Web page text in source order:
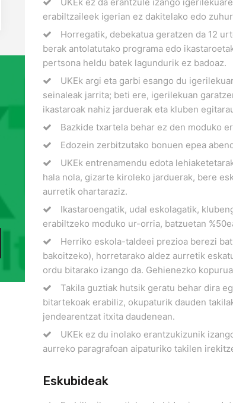
erabiltzaileek igerian ez dakitelako edo
Horregatik, debekatua geratzen da 12
berak antolatutako programa edo
pertsona heldu batek lagundurik ez badoaz.
UKEk argi eta garbi esango du
seinaleak jarrita; beti ere, igerilekuan
ikastaroak nahiz jarduerak eta kluben
Bazkide txartela behar ez den moduko
Edozein zerbitzutako bonuen epea
UKEk entrenamendu edota
hala nola, gizarte kiroleko jarduerak, bere
aurretik ohartaraziz.
Ikastaroengatik, udal eskolagatik,
erabiltzeko moduko ur-orria, batzuetan
Herriko eskola-taldeei prezioa berezi
bakoitzeko), horretarako aldez aurretik
ordu bitarako izango da. Gehienezko
Takila guztiak hutsik geratu behar dira
bitartekoak erabiliz, okupaturik dauden
jendearentzat itxita daudenean.
UKEk ez du inolako erantzukizunik
aurreko paragrafoan aipaturiko takilen
Eskubideak